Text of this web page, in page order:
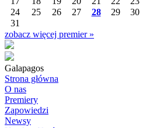
24
25 26 27 28 29
30
31
zobacz więcej premier »
Galapagos
Strona główna
O nas
Premiery
Zapowiedzi
Newsy